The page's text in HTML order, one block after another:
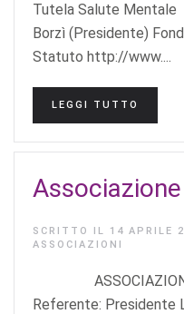
Tutela Salute Mentale
Borzì (Presidente)
Statuto http://www....
LEGGI TUTTO
SCRITTO IL 14 APRILE
ASSOCIAZIONI
ASSOCIAZIONE
Referente: Presidente